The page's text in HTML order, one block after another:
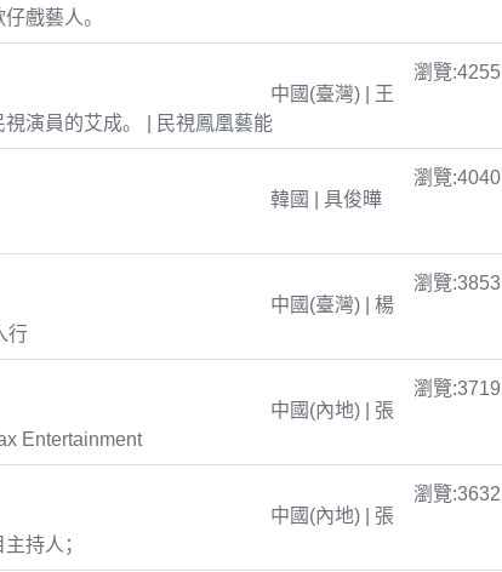
戲藝人。
瀏覽:4255
中國(臺灣) | 王
演員的艾成。 | 民視鳳凰藝能
瀏覽:4040
韓國 | 具俊曄
瀏覽:3853
中國(臺灣) | 楊
行
瀏覽:3719
中國(內地) | 張
Entertainment
瀏覽:3632
中國(內地) | 張
持人；